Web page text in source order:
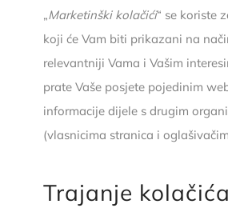
„Marketinški kolačići“ se koriste
koji će Vam biti prikazani na
relevantniji Vama i Vašim
prate Vaše posjete pojedinim
informacije dijele s drugim
(vlasnicima stranica i
Trajanje kolačića